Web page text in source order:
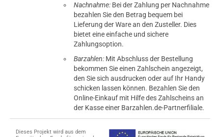
Nachnahme: Bei der Zahlung per Nachnahme
bezahlen Sie den Betrag bequem bei
Lieferung der Ware an den Zusteller. Dies
bietet eine einfache und sichere
Zahlungsoption.
Barzahlen: Mit Abschluss der Bestellung
bekommen Sie einen Zahlschein angezeigt,
den Sie sich ausdrucken oder auf Ihr Handy
schicken lassen können. Bezahlen Sie den
Online-Einkauf mit Hilfe des Zahlscheins an
der Kasse einer Barzahlen.de-Partnerfiliale.
Dieses Projekt wird aus dem